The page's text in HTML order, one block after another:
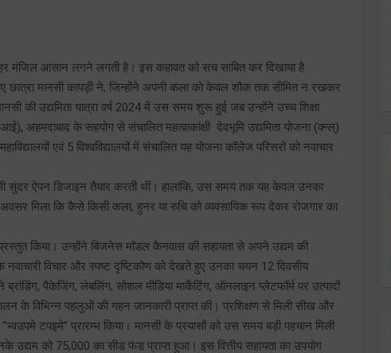
मंजिल आसान लगने लगती है। इस कहावत को सच साबित कर दिखाया है
छात्रा मानसी कापड़ी ने, जिन्होंने अपनी कला को केवल शौक तक सीमित न रखकर
उद्यमिता यात्रा वर्ष 2024 में उस समय शुरू हुई जब उन्होंने उच्च शिक्षा
अहमदाबाद के सहयोग से संचालित महत्वाकांक्षी देवभूमि उद्यमिता योजना (क्न्ल्)
एवं 5 विश्वविद्यालयों में संचालित यह योजना कॉलेज परिसरों को नवाचार
सुंदर ऐपन डिजाइन तैयार करती थीं। हालांकि, उस समय तक यह केवल उनका
मिला कि कैसे किसी कला, हुनर या रुचि को व्यवसायिक रूप देकर रोजगार का
किया। उन्होंने बिजनेस मॉडल कैनवास की सहायता से अपने उद्यम की
विचार और स्पष्ट दृष्टिकोण को देखते हुए उनका चयन 12 दिवसीय
पैकेजिंग, लेबलिंग, सोशल मीडिया मार्केटिंग, ऑनलाइन प्लेटफॉर्म पर उत्पादों
के विभिन्न पहलुओं की गहन जानकारी प्राप्त की। प्रशिक्षण से मिली सीख और
टपइमे” प्रारम्भ किया। मानसी के प्रयासों को उस समय बड़ी पहचान मिली
उद्यम को 75,000 का सीड फंड प्राप्त हुआ। इस वित्तीय सहायता का उपयोग